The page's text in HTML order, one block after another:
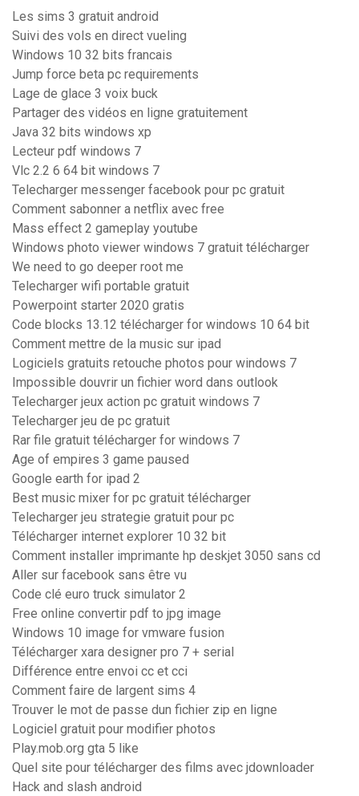
Les sims 3 gratuit android
Suivi des vols en direct vueling
Windows 10 32 bits francais
Jump force beta pc requirements
Lage de glace 3 voix buck
Partager des vidéos en ligne gratuitement
Java 32 bits windows xp
Lecteur pdf windows 7
Vlc 2.2 6 64 bit windows 7
Telecharger messenger facebook pour pc gratuit
Comment sabonner a netflix avec free
Mass effect 2 gameplay youtube
Windows photo viewer windows 7 gratuit télécharger
We need to go deeper root me
Telecharger wifi portable gratuit
Powerpoint starter 2020 gratis
Code blocks 13.12 télécharger for windows 10 64 bit
Comment mettre de la music sur ipad
Logiciels gratuits retouche photos pour windows 7
Impossible douvrir un fichier word dans outlook
Telecharger jeux action pc gratuit windows 7
Telecharger jeu de pc gratuit
Rar file gratuit télécharger for windows 7
Age of empires 3 game paused
Google earth for ipad 2
Best music mixer for pc gratuit télécharger
Telecharger jeu strategie gratuit pour pc
Télécharger internet explorer 10 32 bit
Comment installer imprimante hp deskjet 3050 sans cd
Aller sur facebook sans être vu
Code clé euro truck simulator 2
Free online convertir pdf to jpg image
Windows 10 image for vmware fusion
Télécharger xara designer pro 7 + serial
Différence entre envoi cc et cci
Comment faire de largent sims 4
Trouver le mot de passe dun fichier zip en ligne
Logiciel gratuit pour modifier photos
Play.mob.org gta 5 like
Quel site pour télécharger des films avec jdownloader
Hack and slash android